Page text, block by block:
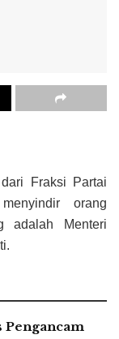
Fraksi Partai
orang
adalah Menteri